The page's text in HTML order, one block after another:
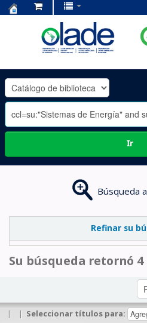
OLADE
-
Ir
Búsqueda
Refinar su
Su búsqueda retornó
| | Seleccionar títulos para: